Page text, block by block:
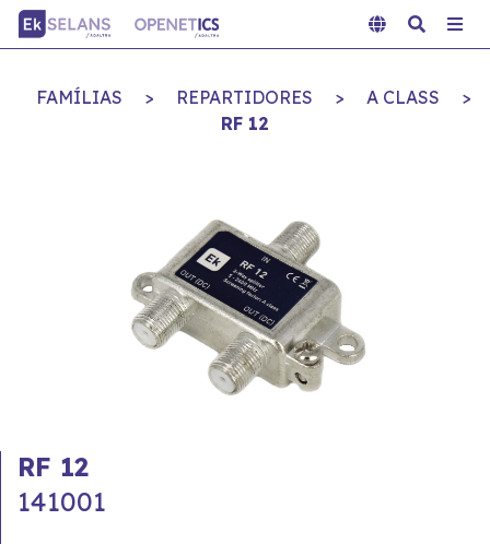
FAMÍLIAS > REPARTIDORES > A CLASS
>
RF 12
RF 12
141001